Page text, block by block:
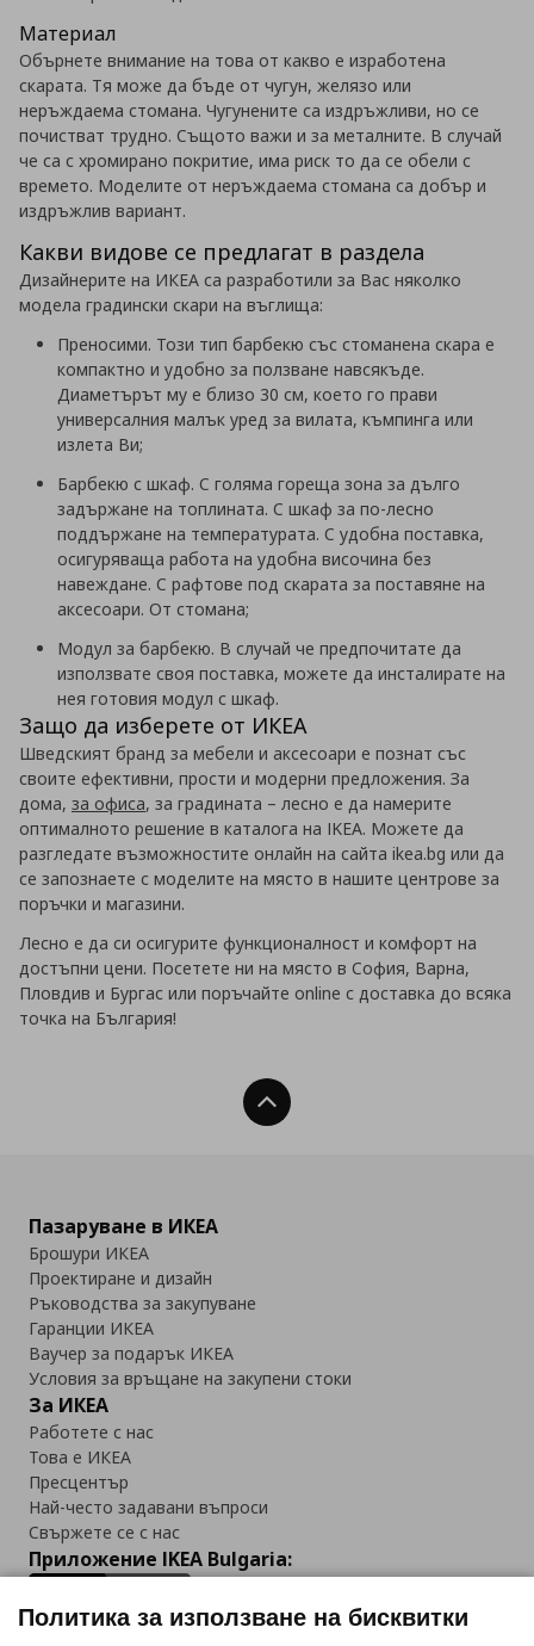
Материал
Обърнете внимание на това от какво е изработена
скарата. Тя може да бъде от чугун, желязо или
неръждаема стомана. Чугунените са издръжливи, но се
почистват трудно. Същото важи и за металните. В случай
че са с хромирано покритие, има риск то да се обели с
времето. Моделите от неръждаема стомана са добър и
издръжлив вариант.
Какви видове се предлагат в раздела
Дизайнерите на ИКЕА са разработили за Вас няколко
модела градински скари на въглища:
Преносими. Този тип барбекю със стоманена скара е
компактно и удобно за ползване навсякъде.
Диаметърът му е близо 30 см, което го прави
универсалния малък уред за вилата, къмпинга или
излета Ви;
Барбекю с шкаф. С голяма гореща зона за дълго
задържане на топлината. С шкаф за по-лесно
поддържане на температурата. С удобна поставка,
осигуряваща работа на удобна височина без
навеждане. С рафтове под скарата за поставяне на
аксесоари. От стомана;
Модул за барбекю. В случай че предпочитате да
използвате своя поставка, можете да инсталирате на
нея готовия модул с шкаф.
Защо да изберете от ИКЕА
Шведският бранд за мебели и аксесоари е познат със
своите ефективни, прости и модерни предложения. За
дома, за офиса, за градината – лесно е да намерите
оптималното решение в каталога на IKEA. Можете да
разгледате възможностите онлайн на сайта ikea.bg или да
се запознаете с моделите на място в нашите центрове за
поръчки и магазини.
Лесно е да си осигурите функционалност и комфорт на
достъпни цени. Посетете ни на място в София, Варна,
Пловдив и Бургас или поръчайте online с доставка до всяка
точка на България!
Нагоре
Пазаруване в ИКЕА
Брошури ИКЕА
Проектиране и дизайн
Ръководства за закупуване
Гаранции ИКЕА
Ваучер за подарък ИКЕА
Условия за връщане на закупени стоки
За ИКЕА
Работете с нас
Това е ИКЕА
Пресцентър
Най-често задавани въпроси
Свържете се с нас
Приложение IKEA Bulgaria:
Политика за използване на бисквитки